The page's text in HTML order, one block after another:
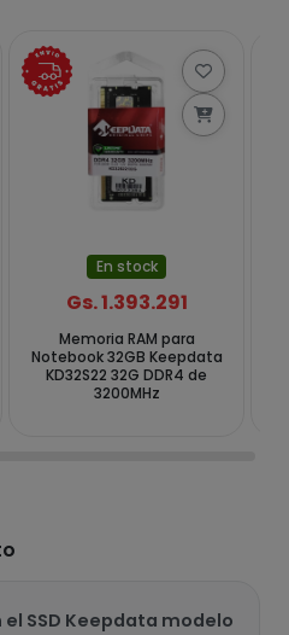
En stock
Gs. 1.393.291
Memoria RAM para
Notebook 32GB Keepdata
KD32S22 32G DDR4 de
3200MHz
SSD Keepdata modelo